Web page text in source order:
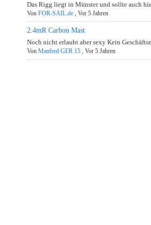
Das Rigg liegt in Münster und sollte auch
Von FOR-SAIL.de , Vor 5 Jahren
2.4mR Carbon Mast
Noch nicht erlaubt aber sexy Kein
Von Manfred GER 15 , Vor 5 Jahren